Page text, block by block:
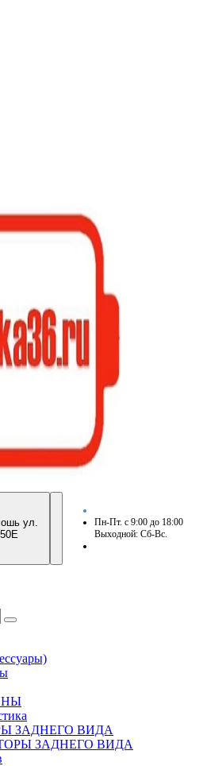
ул.
Пн-Пт. с 9:00 до 18:00
Выходной: Сб-Вс.
ЗАДНЕГО ВИДА
ЗАДНЕГО ВИДА